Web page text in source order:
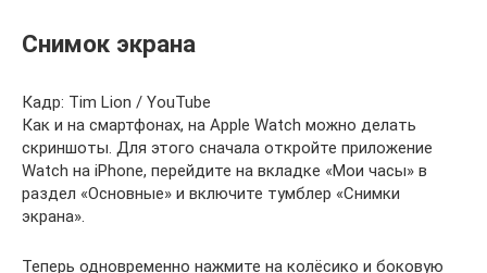
Снимок экрана
Кадр: Tim Lion / YouTube
Как и на смартфонах, на Apple Watch можно делать
скриншоты. Для этого сначала откройте приложение
Watch на iPhone, перейдите на вкладке «Мои часы» в
раздел «Основные» и включите тумблер «Снимки
экрана».
Теперь одновременно нажмите на колёсико и боковую